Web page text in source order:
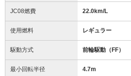
JC08燃費 22.0km/L
使用燃料 レギュラー
駆動方式 前輪駆動（FF）
最小回転半径 4.7m